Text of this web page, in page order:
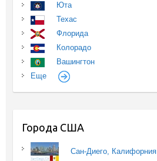
Юта
Техас
Флорида
Колорадо
Вашингтон
Еще
Города США
Сан-Диего, Калифорния